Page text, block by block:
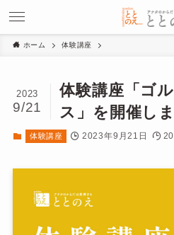
ホーム 体験講座
体験講座「ゴ
ス」を開催し
2023
9/21
体験講座 2023年9月21日